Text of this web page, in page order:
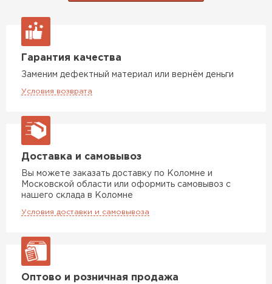
Гарантия качества
Заменим дефектный материал или вернём деньги
Условия возврата
Доставка и самовывоз
Вы можете заказать доставку по Коломне и
Московской области или оформить самовывоз с
нашего склада в Коломне
Условия доставки и самовывоза
Оптово и розничная продажа